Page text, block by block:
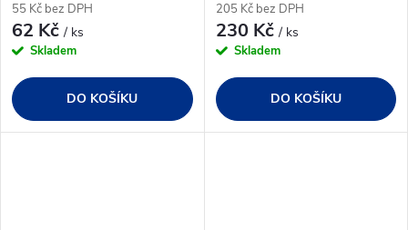
55 Kč bez DPH
62 Kč/ ks
Skladem
DO KOŠÍKU
205 Kč bez DPH
230 Kč/ ks
Skladem
DO KOŠÍKU